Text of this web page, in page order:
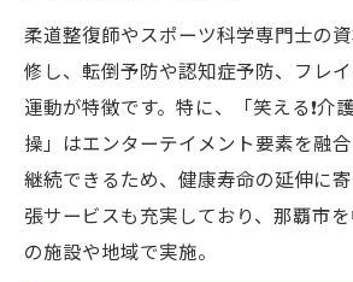
柔道整復師やスポーツ科学専門士の
修し、転倒予防や認知症予防、フレ
運動が特徴です。特に、「笑える❗️介
操」はエンターテイメント要素を融
継続できるため、健康寿命の延伸に
張サービスも充実しており、那覇市
の施設や地域で実施。